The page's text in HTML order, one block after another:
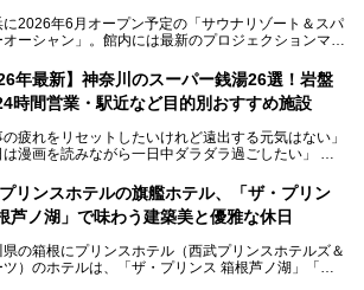
に2026年6月オープン予定の「サウナリゾート＆スパ
オーシャン」。館内には最新のプロジェクションマッ
没入感（イマーシブ）”を体験できます。
、そんな大注目の施設に一足先にお邪魔し、その全貌
させていただきました！
の中に咲き誇る桜、魚たちが泳ぐ水風呂、そしてバ
ーチを思わせる休憩スペース…。驚きの連続だった館
子をレポートします！
年最新】神奈川のスーパー銭湯26選！岩盤
時間営業・駅近など目的別おすすめ施設
の疲れをリセットしたいけれど遠出する元気はない」
は漫画を読みながら一日中ダラダラ過ごしたい」
「癒やされたい」という願いを叶えてくれるのが、神
県には、サウナや岩盤浴、一日中遊べるエンタメ施設
“非日常”を味わえるスーパー銭湯が数多く揃っていま
リンスホテルの旗艦ホテル、「ザ・プリン
芦ノ湖」で味わう建築美と優雅な休日
県の箱根にプリンスホテル（西武プリンスホテルズ＆
ツ）のホテルは、「ザ・プリンス 箱根芦ノ湖」「芦